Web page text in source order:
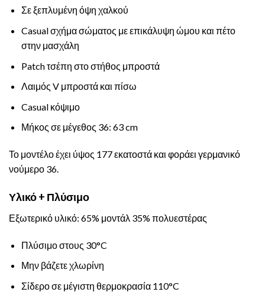
Σε ξεπλυμένη όψη χαλκού
Casual σχήμα σώματος με επικάλυψη ώμου και πέτο
στην μασχάλη
Patch τσέπη στο στήθος μπροστά
Λαιμός V μπροστά και πίσω
Casual κόψιμο
Μήκος σε μέγεθος 36: 63 cm
Το μοντέλο έχει ύψος 177 εκατοστά και φοράει γερμανικό
νούμερο 36.
Υλικό + Πλύσιμο
Εξωτερικό υλικό: 65% μοντάλ 35% πολυεστέρας
Πλύσιμο στους 30°C
Μην βάζετε χλωρίνη
Σίδερο σε μέγιστη θερμοκρασία 110°C